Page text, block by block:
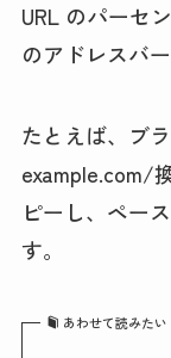
URL のパーセ
のアドレスバ
たとえば、ブ
example.com/
ピーし、ペー
す。
あわせて読みたい